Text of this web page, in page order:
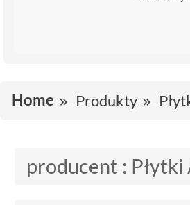
Home Produkty
producent :